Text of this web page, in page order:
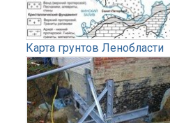
Карта грунтов Ленобласти